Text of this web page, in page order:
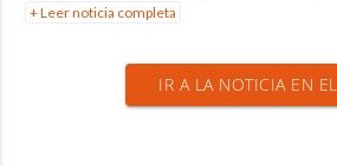
+ Leer noticia completa
IR A LA NOTICIA EN